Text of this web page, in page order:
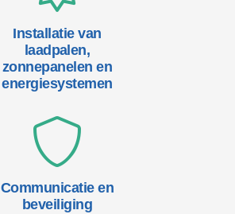
Installatie van
laadpalen,
zonnepanelen en
energiesystemen
Communicatie en
beveiliging